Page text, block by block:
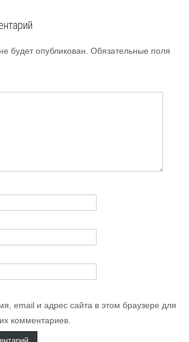
будет опубликован. Обязательные поля
email и адрес сайта в этом браузере для
комментариев.